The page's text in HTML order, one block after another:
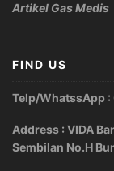
Artikel Gas Medis
FIND US
Telp/WhatssApp
Address : VIDA
Sembilan No.H